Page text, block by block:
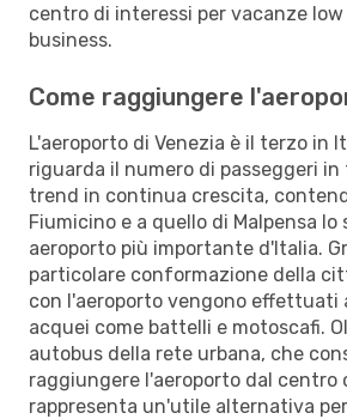
centro di interessi per vacanze
business.
Come raggiungere
L'aeroporto di Venezia è il terzo in
riguarda il numero di passeggeri
trend in continua crescita,
Fiumicino e a quello di Malpensa
aeroporto più importante d'Italia.
particolare conformazione della
con l'aeroporto vengono effettuati
acquei come battelli e motoscafi.
autobus della rete urbana, che
raggiungere l'aeroporto dal
rappresenta un'utile alternativa